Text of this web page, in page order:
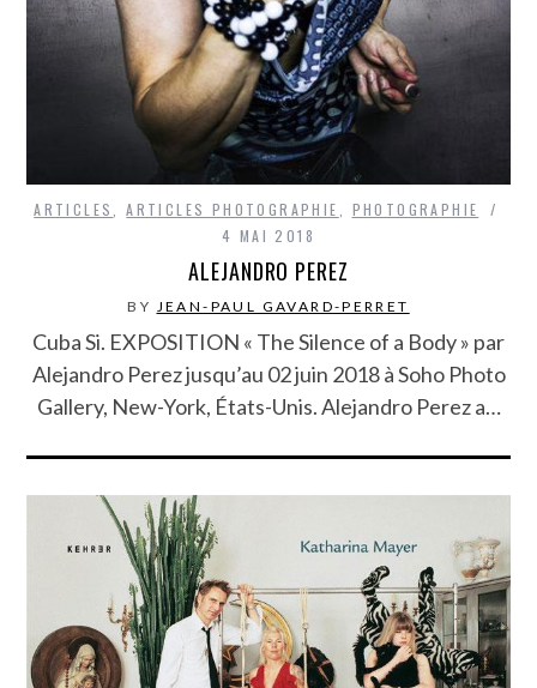
ARTICLES ,ARTICLES PHOTOGRAPHIE
PHOTOGRAPHIE
4 MAI 2018
ALEJANDRO PEREZ
BY JEAN-PAUL GAVARD-PERRET
Cuba Si. EXPOSITION « The Silence of a Body » par
Alejandro Perez jusqu’au 02 juin 2018 à Soho Photo
Gallery, New-York, États-Unis. Alejandro Perez a…